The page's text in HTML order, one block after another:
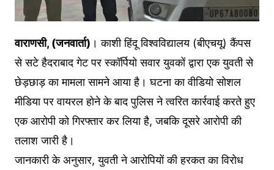
वाराणसी, (जनवार्ता) । काशी हिंदू विश्वविद्यालय (बीएचयू) कैंपस
से सटे हैदराबाद गेट पर स्कॉर्पियो सवार युवकों द्वारा एक युवती से
छेड़छाड़ का मामला सामने आया है। घटना का वीडियो सोशल
मीडिया पर वायरल होने के बाद पुलिस ने त्वरित कार्रवाई करते हुए
एक आरोपी को गिरफ्तार कर लिया है, जबकि दूसरे आरोपी की
तलाश जारी है।
जानकारी के अनुसार, युवती ने आरोपियों की हरकत का विरोध